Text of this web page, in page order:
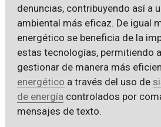
denuncias, contribuyendo así a
ambiental más eficaz. De igual
energético se beneficia de la
estas tecnologías, permitiendo
gestionar de manera más
energético a través del uso de
de energía controlados por
mensajes de texto.